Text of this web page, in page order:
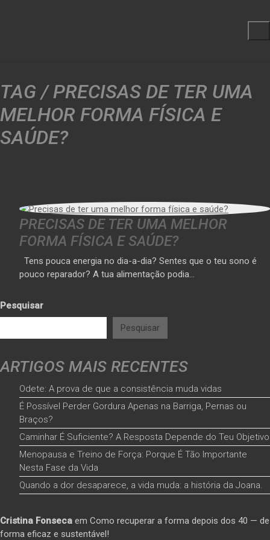
TAG /PRECISAS DE TER UMA
MELHOR FORMA FÍSICA E
SAÚDE?
PRECISAS DE TER UMA MELHOR
FORMA FÍSICA E SAÚDE?
Tens pouca energia no dia-a-dia? Sentes que o teu sono é
pouco reparador? A tua alimentação podia…
Pesquisar
Pesquisar
ARTIGOS MAIS RECENTES
Odete: A prova de que a consistência muda vidas
É Possível Perder Gordura Apenas na Barriga, Pernas ou
Braços?
Caminhar É Suficiente? A Resposta Depende do Teu Objetivo
Menopausa e Treino de Força: Porque É Tão Importante
Nesta Fase da Vida
Quando a dor desaparece, a vida muda: a história da Joana.
Cristina Fonseca em Como recuperar a forma depois dos 40 — de
forma eficaz e sustentável!